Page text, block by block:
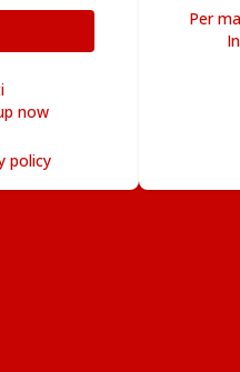
now
policy
Per